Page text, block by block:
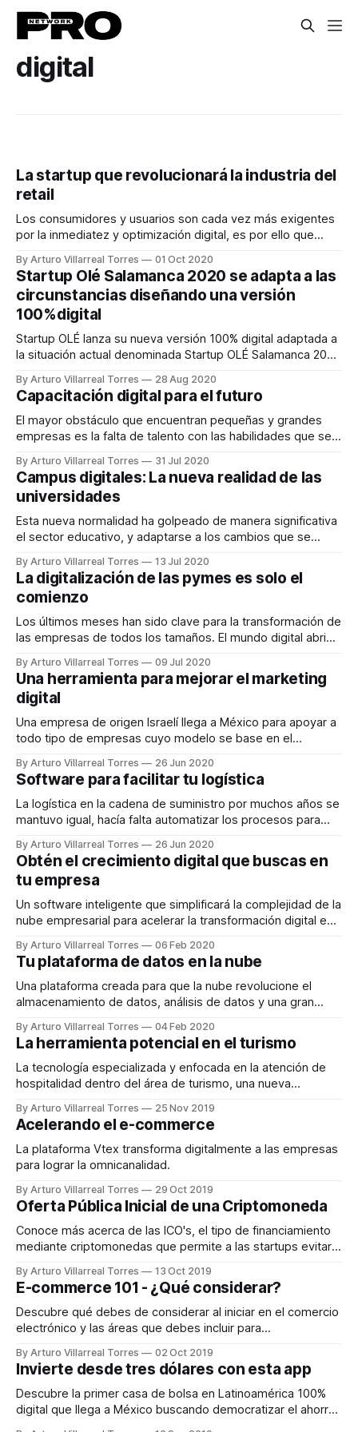
digital
La startup que revolucionará la industria del
retail
Los consumidores y usuarios son cada vez más exigentes
por la inmediatez y optimización digital, es por ello que
retail.
By Arturo Villarreal Torres 01 Oct 2020
Startup Olé Salamanca 2020 se adapta a las
circunstancias diseñando una versión
100%digital
Startup OLÉ lanza su nueva versión 100% digital adaptada a
la situación actual denominada Startup OLÉ Salamanca 2020
“on-line” del 9 al 11 de septiembre, aunque con mesas
redondas y actividades programadas desde el 4 de
septiembre.
By Arturo Villarreal Torres 28 Aug 2020
Capacitación digital para el futuro
El mayor obstáculo que encuentran pequeñas y grandes
empresas es la falta de talento con las habilidades que se
By Arturo Villarreal Torres 31 Jul 2020
Campus digitales: La nueva realidad de las
universidades
Esta nueva normalidad ha golpeado de manera significativa
el sector educativo, y adaptarse a los cambios que se
By Arturo Villarreal Torres 13 Jul 2020
La digitalización de las pymes es solo el
comienzo
Los últimos meses han sido clave para la transformación de
las empresas de todos los tamaños. El mundo digital abrió
operando incluso si sus locales habían tenido que cerrar
sus puertas.
By Arturo Villarreal Torres 09 Jul 2020
Una herramienta para mejorar el marketing
digital
Una empresa de origen Israelí llega a México para apoyar a
todo tipo de empresas cuyo modelo se base en el
By Arturo Villarreal Torres 26 Jun 2020
Software para facilitar tu logística
La logística en la cadena de suministro por muchos años se
mantuvo igual, hacía falta automatizar los procesos para
By Arturo Villarreal Torres 26 Jun 2020
Obtén el crecimiento digital que buscas en
tu empresa
Un software inteligente que simplificará la complejidad de la
nube empresarial para acelerar la transformación digital en
By Arturo Villarreal Torres 06 Feb 2020
Tu plataforma de datos en la nube
Una plataforma creada para que la nube revolucione el
almacenamiento de datos, análisis de datos y una gran
By Arturo Villarreal Torres 04 Feb 2020
La herramienta potencial en el turismo
La tecnología especializada y enfocada en la atención de
hospitalidad dentro del área de turismo, una nueva
By Arturo Villarreal Torres 25 Nov 2019
Acelerando el e-commerce
La plataforma Vtex transforma digitalmente a las empresas
para lograr la omnicanalidad.
By Arturo Villarreal Torres 29 Oct 2019
Oferta Pública Inicial de una Criptomoneda
Conoce más acerca de las ICO's, el tipo de financiamiento
mediante criptomonedas que permite a las startups evitar
By Arturo Villarreal Torres 13 Oct 2019
E-commerce 101 - ¿Qué considerar?
Descubre qué debes de considerar al iniciar en el comercio
electrónico y las áreas que debes incluir para
By Arturo Villarreal Torres 02 Oct 2019
Invierte desde tres dólares con esta app
Descubre la primer casa de bolsa en Latinoamérica 100%
digital que llega a México buscando democratizar el ahorro